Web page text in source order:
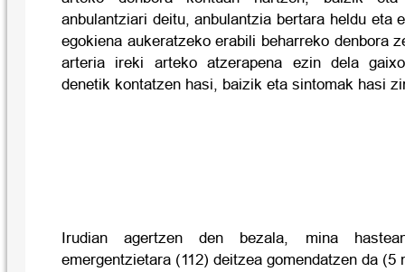
anbulantziari deitu, anbulantzia bertara heldu eta
egokiena aukeratzeko erabili beharreko denbora
arteria ireki arteko atzerapena ezin dela
denetik kontatzen hasi, baizik eta sintomak hasi
Irudian agertzen den bezala, mina
emergentzietara (112) deitzea gomendatzen da (5